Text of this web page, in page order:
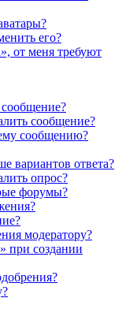
его?
от меня требуют
сообщение?
сообщению?
вариантов ответа?
опрос?
форумы?
модератору?
при создании